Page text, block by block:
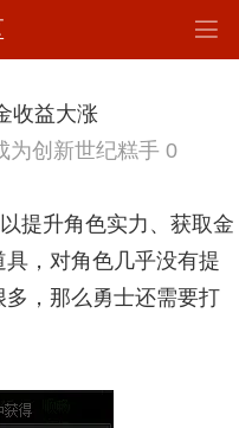
收益大涨
为创新世纪糕手 0
提升角色实力、获取金
，对角色几乎没有提
，那么勇士还需要打